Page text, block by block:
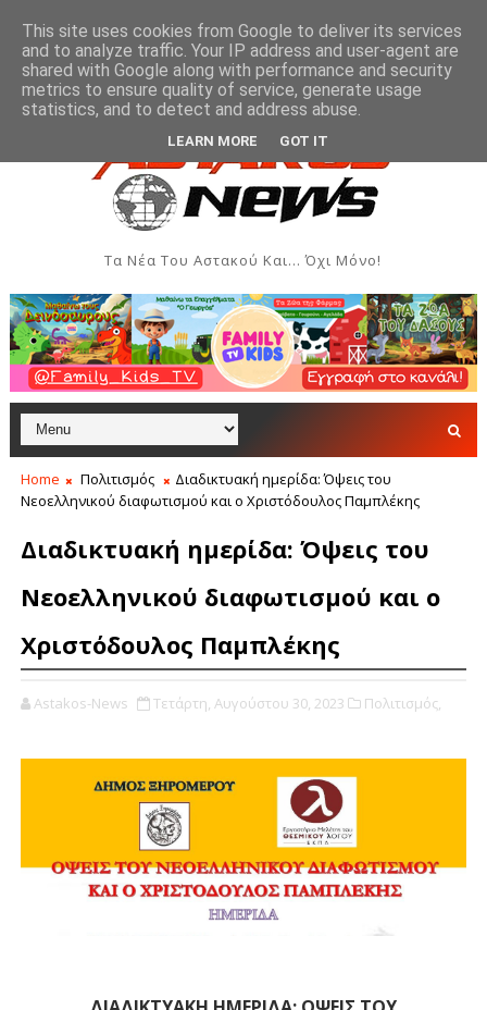
Ιονίου ΞΗΡΌΜΕΡΟ Μύτικας: Χρηματική συνεισφορά
Τα Νέα Του Αστακού Και... Όχι Μόνο!
Home Πολιτισμός
Διαδικτυακή ημερίδα: Όψεις του
Νεοελληνικού διαφωτισμού και ο Χριστόδουλος Παμπλέκης
Διαδικτυακή ημερίδα: Όψεις του
Νεοελληνικού διαφωτισμού και ο
Χριστόδουλος Παμπλέκης
Astakos-News Τετάρτη, Αυγούστου 30, 2023 Πολιτισμός,
This site uses cookies from Google to deliver its services
and to analyze traffic. Your IP address and user-agent are
shared with Google along with performance and security
metrics to ensure quality of service, generate usage
statistics, and to detect and address abuse.
LEARN MORE GOT IT